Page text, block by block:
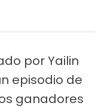
por Yailin
episodio de
ganadores